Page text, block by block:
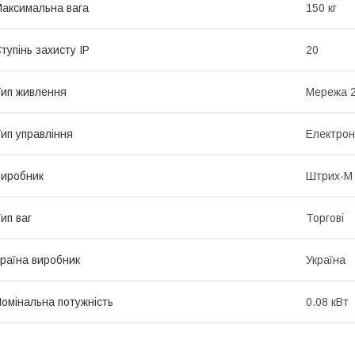
вага 150 кг
захисту IP 20
живлення Мережа
управління
Штрих-М
ваг Торгові
виробник Україна
потужність 0.08 кВт